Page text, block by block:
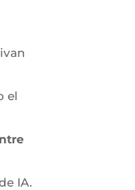
el
IA.